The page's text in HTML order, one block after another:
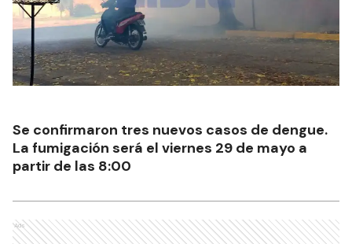
Se confirmaron tres nuevos casos de dengue.
La fumigación será el viernes 29 de mayo a
partir de las 8:00
Ads